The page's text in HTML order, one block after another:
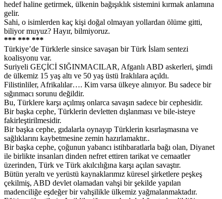
hedef haline getirmek, ülkenin bağışıklık sistemini kırmak anlamına
gelir.
Sahi, o isimlerden kaç kişi doğal olmayan yollardan ölüme gitti,
biliyor muyuz? Hayır, bilmiyoruz.
*** *** ***
Türkiye’de Türklerle sinsice savaşan bir Türk İslam sentezi
koalisyonu var.
Suriyeli GEÇİCİ SIĞINMACILAR, Afganlı ABD askerleri, şimdi
de ülkemiz 15 yaş altı ve 50 yaş üstü Iraklılara açıldı.
Filistinliler, Afrikalılar…. Kim varsa ülkeye alınıyor. Bu sadece bir
sığınmacı sorunu değildir.
Bu, Türklere karşı açılmış onlarca savaşın sadece bir cephesidir.
Bir başka cephe, Türklerin devletten dışlanması ve bile-isteye
fakirleştirilmesidir.
Bir başka cephe, gıdalarla oynayıp Türklerin kısırlaşmasına ve
sağlıklarını kaybetmesine zemin hazırlamaktır..
Bir başka cephe, çoğunun yabancı istihbaratlarla bağı olan, Diyanet
ile birlikte insanları dinden nefret ettiren tarikat ve cemaatler
üzerinden, Türk ve Türk akılcılığına karşı açılan savaştır.
Bütün yeraltı ve yerüstü kaynaklarımız küresel şirketlere peşkeş
çekilmiş, ABD devlet olamadan vahşi bir şekilde yapılan
madenciliğe eşdeğer bir vahşilikle ülkemiz yağmalanmaktadır.